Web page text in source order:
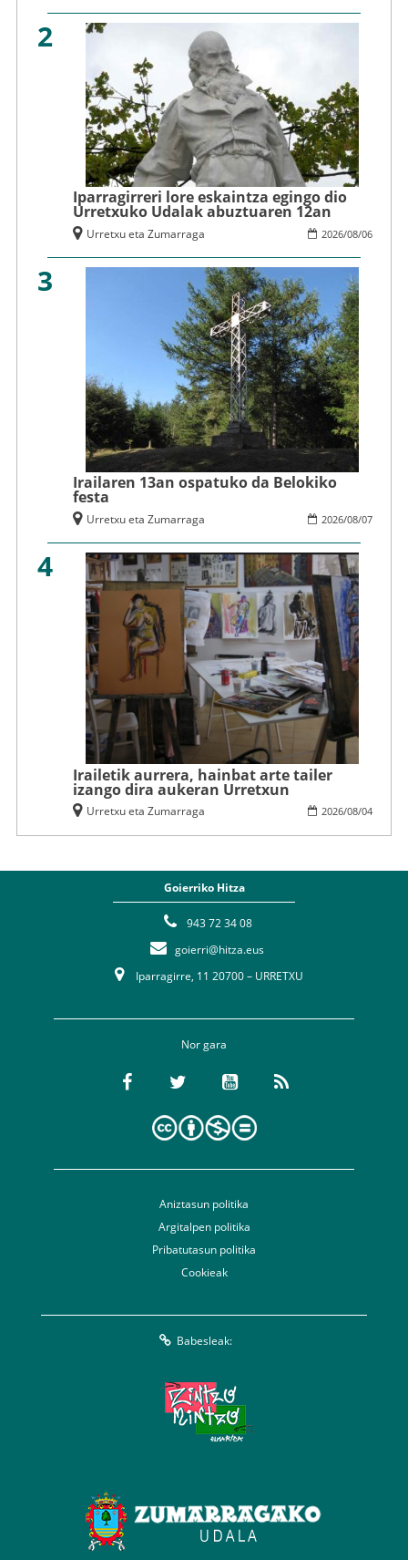
2
Iparragirreri lore eskaintza egingo dio
Urretxuko Udalak abuztuaren 12an
2026/08/06
Urretxu eta Zumarraga
3
Irailaren 13an ospatuko da Belokiko
festa
2026/08/07
Urretxu eta Zumarraga
4
Irailetik aurrera, hainbat arte tailer
izango dira aukeran Urretxun
2026/08/04
Urretxu eta Zumarraga
Goierriko Hitza
943 72 34 08
goierri@hitza.eus
Iparragirre, 11 20700 – URRETXU
Nor gara
Aniztasun politika
Argitalpen politika
Pribatutasun politika
Cookieak
Babesleak: